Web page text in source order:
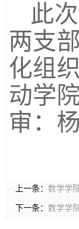
此
两支
化组
动学
审：
上一条： 数学学
下一条： 数学学